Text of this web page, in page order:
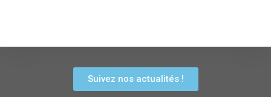
Suivez nos actualités !